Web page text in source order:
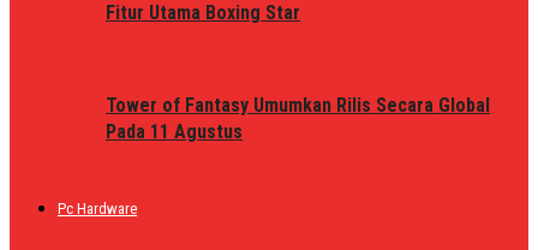
Fitur Utama Boxing Star
Tower of Fantasy Umumkan Rilis Secara Global
Pada 11 Agustus
Pc Hardware